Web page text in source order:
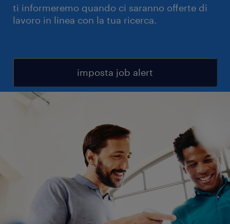
ti informeremo quando ci saranno offerte di
lavoro in linea con la tua ricerca.
imposta job alert